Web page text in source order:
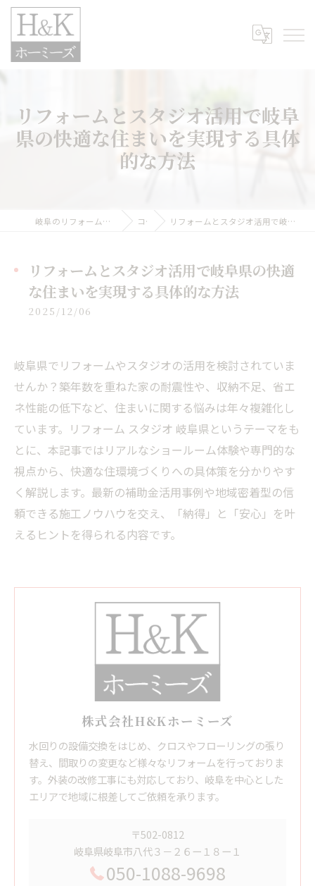
リフォームとスタジオ活用で岐阜
県の快適な住まいを実現する具体
的な方法
岐阜のリフォームなら株式会社H&Kホーミーズ コラム リフォームとスタジオ活用で岐阜県の快適な住まいを実現する具体的な方法
リフォームとスタジオ活用で岐阜県の快適
な住まいを実現する具体的な方法
2025/12/06
岐阜県でリフォームやスタジオの活用を検討されていま
せんか？築年数を重ねた家の耐震性や、収納不足、省エ
ネ性能の低下など、住まいに関する悩みは年々複雑化し
ています。リフォーム スタジオ 岐阜県というテーマをも
とに、本記事ではリアルなショールーム体験や専門的な
視点から、快適な住環境づくりへの具体策を分かりやす
く解説します。最新の補助金活用事例や地域密着型の信
頼できる施工ノウハウを交え、「納得」と「安心」を叶
えるヒントを得られる内容です。
株式会社H&Kホーミーズ
水回りの設備交換をはじめ、クロスやフローリングの張り
替え、間取りの変更など様々なリフォームを行っておりま
す。外装の改修工事にも対応しており、岐阜を中心とした
エリアで地域に根差してご依頼を承ります。
〒502-0812
岐阜県岐阜市八代３－２６ー１８ー１
050-1088-9698